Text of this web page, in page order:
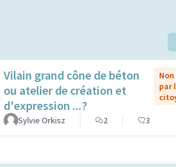
Vilain grand cône de béton
ou atelier de création et
d'expression ...?
par
Sylvie Orkisz 2 3